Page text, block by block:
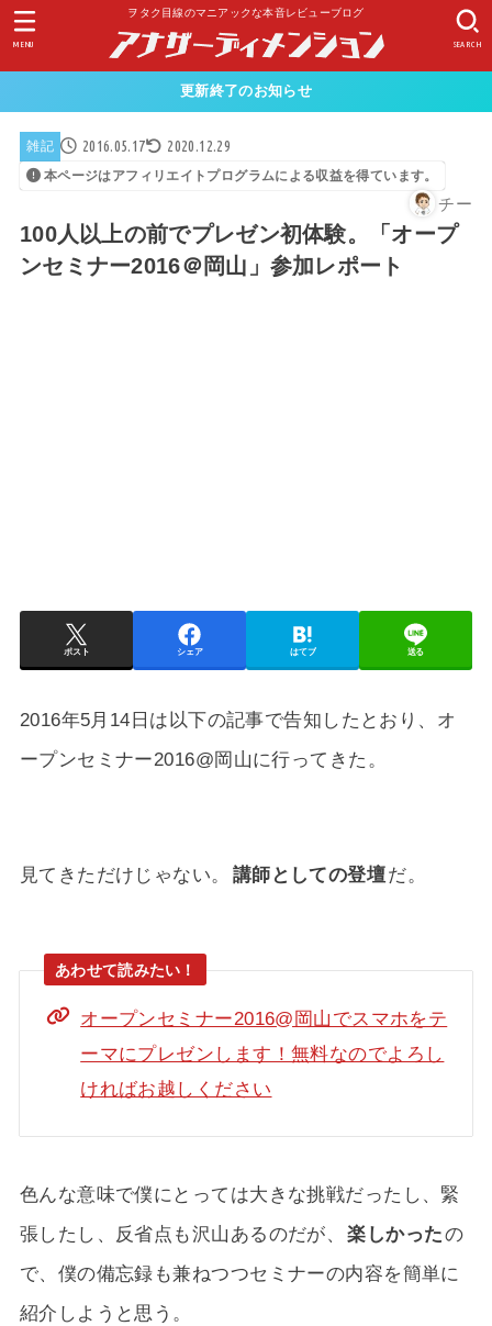
ヲタク目線のマニアックな本音レビューブログ
SEARCH
MENU
更新終了のお知らせ
雑記 2016.05.17 2020.12.29
本ページはアフィリエイトプログラムによる収益を得ています。
チー
100人以上の前でプレゼン初体験。「オープ
ンセミナー2016＠岡山」参加レポート
ポスト シェア はてブ 送る
2016年5月14日は以下の記事で告知したとおり、オ
ープンセミナー2016@岡山に行ってきた。
見てきただけじゃない。 講師としての登壇だ。
オープンセミナー2016@岡山でスマホをテ
ーマにプレゼンします！無料なのでよろし
ければお越しください
色んな意味で僕にとっては大きな挑戦だったし、緊
張したし、反省点も沢山あるのだが、 楽しかったの
で、僕の備忘録も兼ねつつセミナーの内容を簡単に
紹介しようと思う。